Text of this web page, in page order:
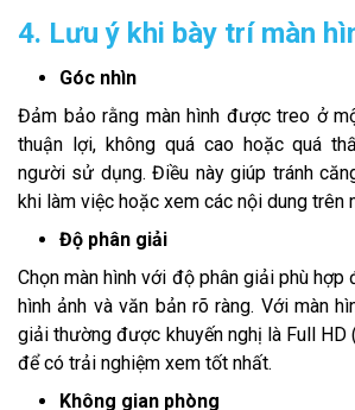
4. Lưu ý khi bày trí màn
Góc nhìn
Đảm bảo rằng màn hình được treo ở
thuận lợi, không quá cao hoặc quá
người sử dụng. Điều này giúp tránh
khi làm việc hoặc xem các nội dung trên
Độ phân giải
Chọn màn hình với độ phân giải phù hợp
hình ảnh và văn bản rõ ràng. Với màn
giải thường được khuyến nghị là Full
để có trải nghiệm xem tốt nhất.
Không gian phòng